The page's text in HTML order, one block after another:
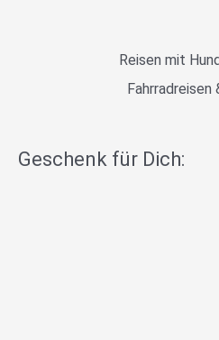
Reisen mit
Fahrradreisen
Geschenk für Dich: